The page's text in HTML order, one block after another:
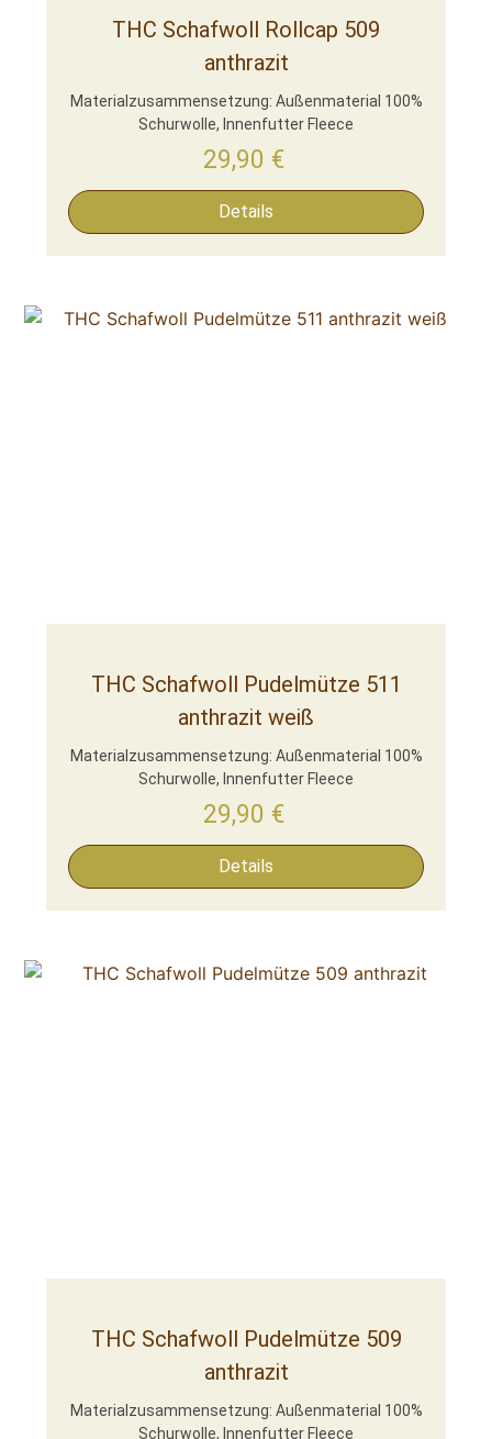
THC Schafwoll Rollcap 509
anthrazit
Materialzusammensetzung: Außenmaterial 100%
Schurwolle, Innenfutter Fleece
29,90 €
Details
THC Schafwoll Pudelmütze 511
anthrazit weiß
Materialzusammensetzung: Außenmaterial 100%
Schurwolle, Innenfutter Fleece
29,90 €
Details
THC Schafwoll Pudelmütze 509
anthrazit
Materialzusammensetzung: Außenmaterial 100%
Schurwolle, Innenfutter Fleece